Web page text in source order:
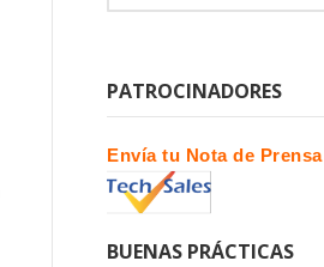
PATROCINADORES
Envía tu Nota de Prensa
BUENAS PRÁCTICAS